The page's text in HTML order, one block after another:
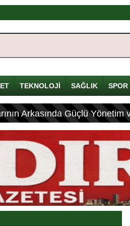
TEKNOLOJİ SAĞLIK SPOR
Arkasında Güçlü